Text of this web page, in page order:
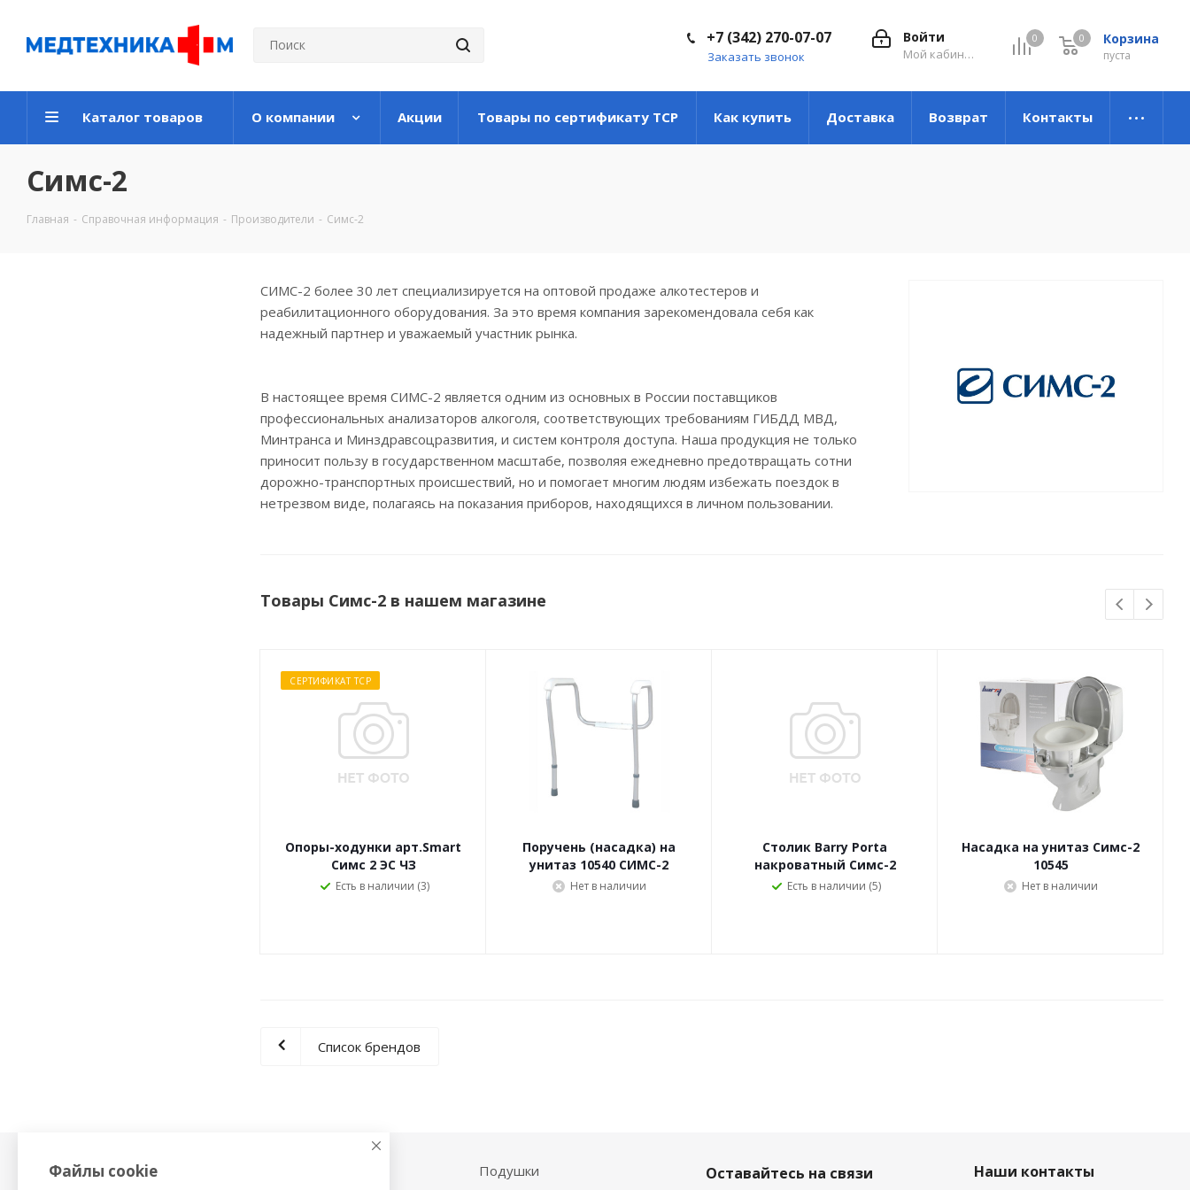
0 Корзина
0
пуста
0
Войти
Мой кабинет
+7 (342) 270-07-07
Заказать звонок
Каталог товаров О компании Акции Товары по сертификату ТСР Как купить Доставка Возврат Контакты
Симс-2
Главная - Справочная информация - Производители - Симс-2
СИМС-2 более 30 лет специализируется на оптовой продаже алкотестеров и
реабилитационного оборудования. За это время компания зарекомендовала себя как
надежный партнер и уважаемый участник рынка.
В настоящее время СИМС-2 является одним из основных в России поставщиков
профессиональных анализаторов алкоголя, соответствующих требованиям ГИБДД МВД,
Минтранса и Минздравсоцразвития, и систем контроля доступа. Наша продукция не только
приносит пользу в государственном масштабе, позволяя ежедневно предотвращать сотни
дорожно-транспортных происшествий, но и помогает многим людям избежать поездок в
нетрезвом виде, полагаясь на показания приборов, находящихся в личном пользовании.
Товары Симс-2 в нашем магазине
СЕРТИФИКАТ ТСР
Опоры-ходунки арт.Smart
Симс 2 ЭС ЧЗ
Есть в наличии (3)
Поручень (насадка) на
унитаз 10540 СИМС-2
Нет в наличии
Столик Barry Porta
накроватный Симс-2
Есть в наличии (5)
Насадка на унитаз Симс-2
10545
Нет в наличии
Список брендов
Физиотерапия,
Подушки
Оставайтесь на связи Наши контакты
Файлы cookie